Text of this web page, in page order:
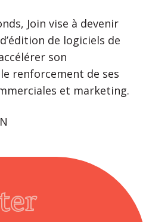
Join vise à devenir
de logiciels de
son
renforcement de ses
et marketing.